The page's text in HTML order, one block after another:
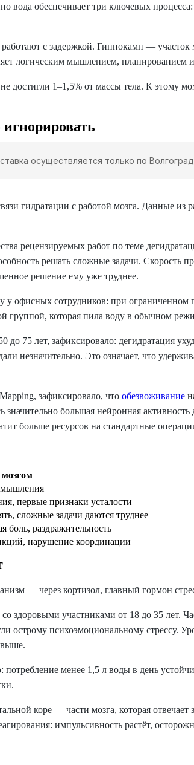
обеспечивает три ключевых
с задержкой. Гиппокамп —
логическим мышлением, планированием
достигли 1–1,5% от массы тела. К этому
осуществляется только по
гидратации с работой мозга. Данные из
рецензируемых работ по теме
решать сложные задачи. Скорость
решение ему уже труднее.
у офисных сотрудников: при
группой, которая пила воду в обычном
75 лет, зафиксировало: дегидратация
незначительно. Это означает, что
зафиксировало, что обезвоживание
большая нейронная
больше ресурсов на стандартные
мозгом
мышления
первые признаки усталости
сложные задачи даются труднее
боль, раздражительность
нарушение координации
— через кортизол, главный гормон
здоровыми участниками от 18 до 35 лет.
психоэмоциональному стрессу.
выше.
менее 1,5 л воды в день
коре — части мозга, которая
импульсивность растёт,